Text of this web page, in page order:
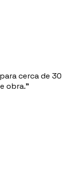
cerca de 30
obra.”